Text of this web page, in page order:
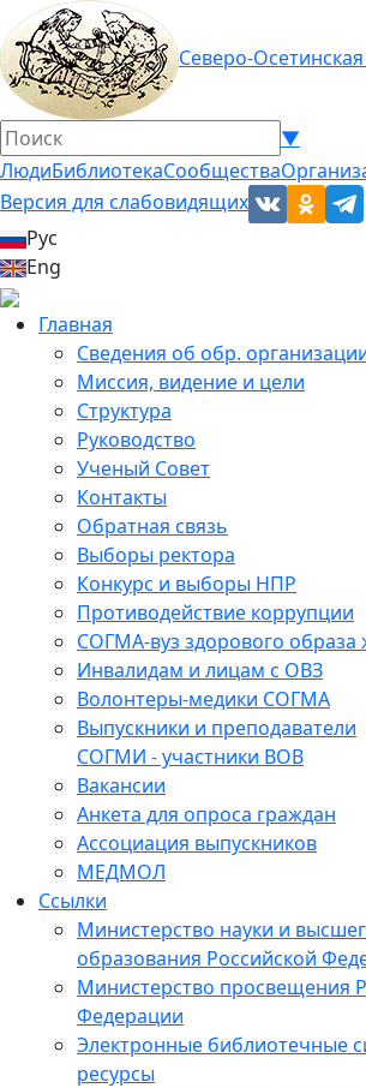
Северо-
▼
ЛюдиБиблиотекаСообщества
Версия для слабовидящих
Рус
Eng
Главная
Сведения об обр.
Миссия, видение и цели
Структура
Руководство
Ученый Совет
Контакты
Обратная связь
Выборы ректора
Конкурс и выборы НПР
Противодействие коррупции
СОГМА-вуз здорового образа
Инвалидам и лицам с ОВЗ
Волонтеры-медики СОГМА
Выпускники и преподаватели
СОГМИ - участники ВОВ
Вакансии
Анкета для опроса граждан
Ассоциация выпускников
МЕДМОЛ
Ссылки
Министерство науки и
образования Российской
Министерство просвещения
Федерации
Электронные библиотечные
ресурсы